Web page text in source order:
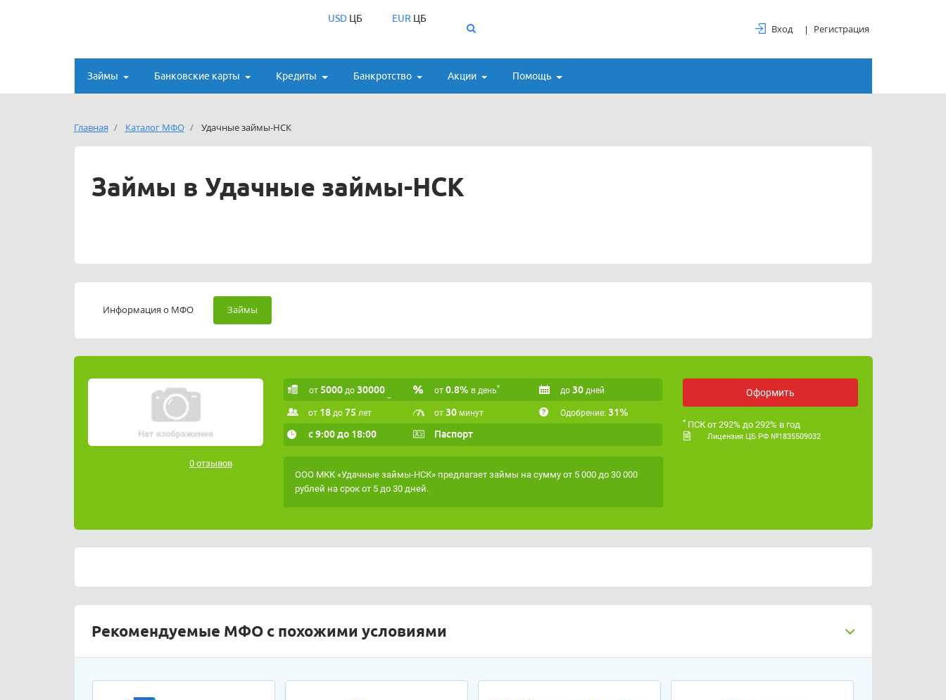
USDЦБ EUR ЦБ
Вход Регистрация
Займы Банковские карты Кредиты Банкротство Акции Помощь
Главная Каталог МФО Удачные займы-НСК
Займы в Удачные займы-НСК
Информация о МФО Займы
0 отзывов
от 5000 до 30000 от 0.8% в день* до 30 дней
от 18 до 75 лет от 30 минут Одобрение: 31%
с 9:00 до 18:00
Паспорт
ООО МКК «Удачные займы-НСК» предлагает займы на сумму от 5 000 до 30 000
рублей на срок от 5 до 30 дней.
Оформить
* ПСК от 292% до 292% в год
Лицензия ЦБ РФ №1835509032
Рекомендуемые МФО с похожими условиями